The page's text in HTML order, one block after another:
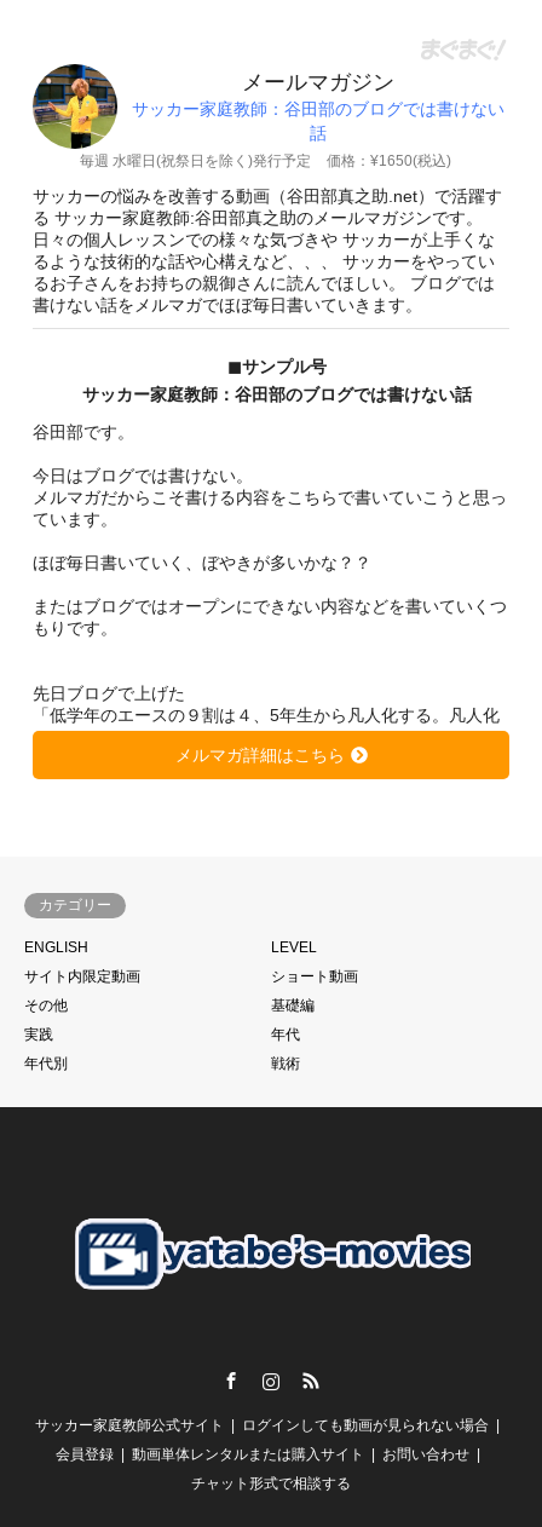
メールマガジン
サッカー家庭教師：谷田部のブログでは書けない
話
毎週 水曜日(祝祭日を除く)発行予定 価格：¥1650(税込)
サッカーの悩みを改善する動画（谷田部真之助.net）で活躍す
る サッカー家庭教師:谷田部真之助のメールマガジンです。
日々の個人レッスンでの様々な気づきや サッカーが上手くな
るような技術的な話や心構えなど、、、 サッカーをやってい
るお子さんをお持ちの親御さんに読んでほしい。 ブログでは
書けない話をメルマガでほぼ毎日書いていきます。
◼︎サンプル号
サッカー家庭教師：谷田部のブログでは書けない話
谷田部です。
今日はブログでは書けない。
メルマガだからこそ書ける内容をこちらで書いていこうと思っ
ています。
ほぼ毎日書いていく、ぼやきが多いかな？？
またはブログではオープンにできない内容などを書いていくつ
もりです。
先日ブログで上げた
「低学年のエースの９割は４、5年生から凡人化する。凡人化
しないために、、、」
https://soccer-kateikyousi.com/daihyoublog/archives/7684.htm
l
す。
当たり前と言われるかもしれません。
もちろん個の力
それでものめり込みすぎて、そこをおざなりにする
す。
私がずっと言い続けている
「親御さんの理解」
【スクールの必要性とは？】
谷田部としては
「誰かが行っているから、、、」
メルマガ詳細はこちら
カテゴリー
ENGLISH
LEVEL
サイト内限定動画
ショート動画
その他
基礎編
実践
年代
年代別
戦術
サッカー家庭教師公式サイト
ログインしても動画が見られない場合
会員登録
動画単体レンタルまたは購入サイト
お問い合わせ
チャット形式で相談する